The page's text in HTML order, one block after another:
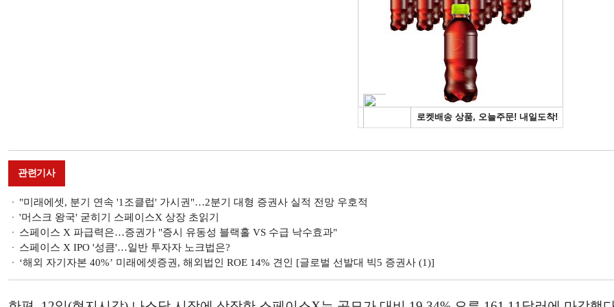
관련기사
"미래에셋, 분기 연속 '1조클럽' 가시권"…2분기 대형 증권사 실적 전망 우호적
'머스크 왕국' 굳히기 스페이스X 상장 초읽기
스페이스 X 파급력은…증권가 "증시 유동성 블랙홀 VS 수급 낙수효과"
스페이스 X IPO '성큼'…일반 투자자 노크법은?
‘해외 자기자본 40%’ 미래에셋증권, 해외법인 ROE 14% 견인 [글로벌 선발대 빅5 증권사 (1)]